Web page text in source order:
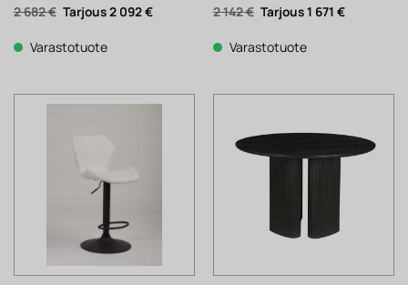
2 682€ Alkuperäinen
hinta
2
682 €.
2 092€Nykyinen
Varastotuote
2 142€ Alkuperäinen
hinta
2
142 €.
1 671 €Nykyinen
Varastotuote